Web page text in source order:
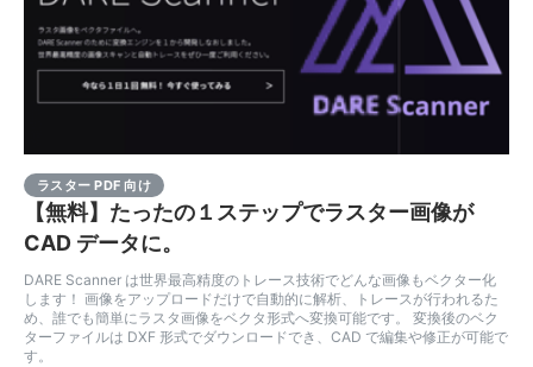
ラスター PDF 向け
【無料】たったの１ステップでラスター画像が
CAD データに。
DARE Scanner は世界最高精度のトレース技術でどんな画像もベクター化
します！ 画像をアップロードだけで自動的に解析、トレースが行われるた
め、誰でも簡単にラスタ画像をベクタ形式へ変換可能です。 変換後のベク
ターファイルは DXF 形式でダウンロードでき、CAD で編集や修正が可能で
す。